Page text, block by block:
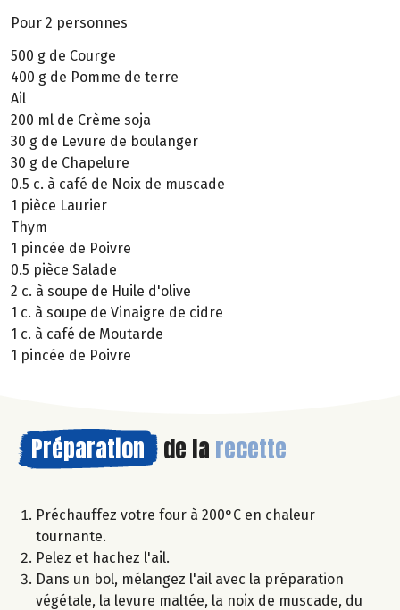
Pour 2 personnes
500 g de Courge
400 g de Pomme de terre
Ail
200 ml de Crème soja
30 g de Levure de boulanger
30 g de Chapelure
0.5 c. à café de Noix de muscade
1 pièce Laurier
Thym
1 pincée de Poivre
0.5 pièce Salade
2 c. à soupe de Huile d'olive
1 c. à soupe de Vinaigre de cidre
1 c. à café de Moutarde
1 pincée de Poivre
Préparation de la recette
Préchauffez votre four à 200°C en chaleur
tournante.
Pelez et hachez l'ail.
Dans un bol, mélangez l'ail avec la préparation
végétale, la levure maltée, la noix de muscade, du